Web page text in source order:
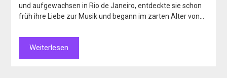
und aufgewachsen in Rio de Janeiro, entdeckte sie schon
früh ihre Liebe zur Musik und begann im zarten Alter von…
Weiterlesen